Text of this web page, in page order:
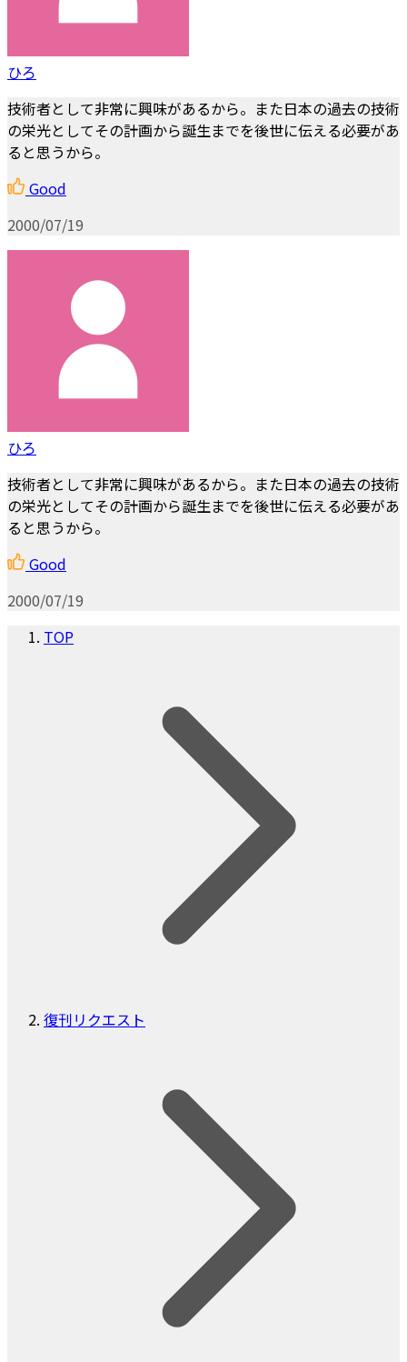
ひろ
技術者として非常に興味があるから。また日本の過去の技術
の栄光としてその計画から誕生までを後世に伝える必要があ
ると思うから。
Good
2000/07/19
ひろ
技術者として非常に興味があるから。また日本の過去の技術
の栄光としてその計画から誕生までを後世に伝える必要があ
ると思うから。
Good
2000/07/19
TOP
復刊リクエスト